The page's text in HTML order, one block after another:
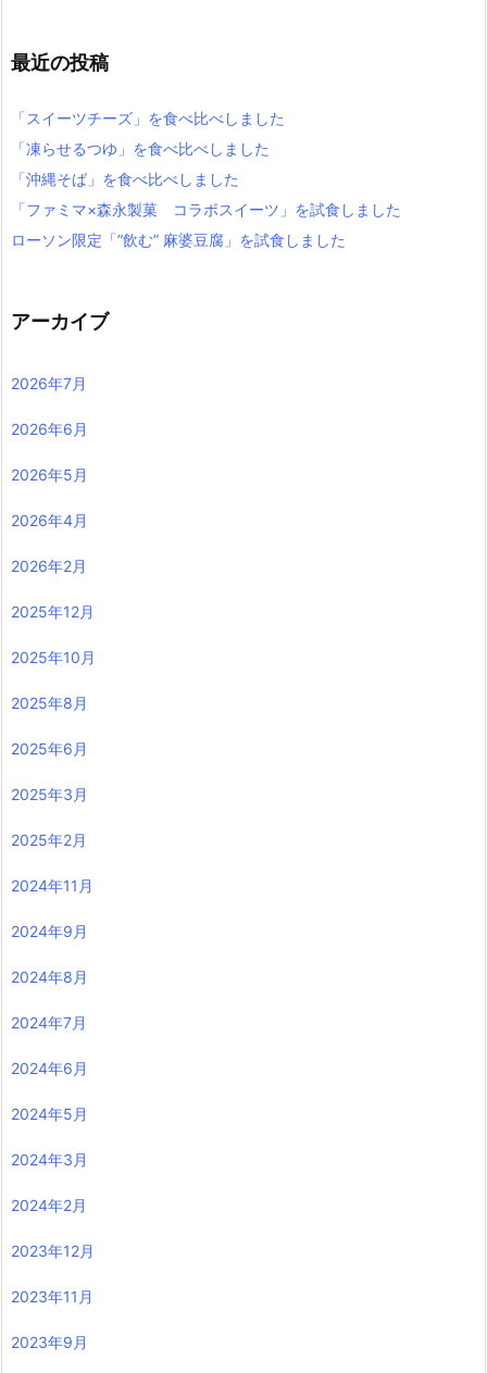
最近の投稿
「スイーツチーズ」を食べ比べしました
「凍らせるつゆ」を食べ比べしました
「沖縄そば」を食べ比べしました
「ファミマ×森永製菓 コラボスイーツ」を試食しました
ローソン限定「”飲む” 麻婆豆腐」を試食しました
アーカイブ
2026年7月
2026年6月
2026年5月
2026年4月
2026年2月
2025年12月
2025年10月
2025年8月
2025年6月
2025年3月
2025年2月
2024年11月
2024年9月
2024年8月
2024年7月
2024年6月
2024年5月
2024年3月
2024年2月
2023年12月
2023年11月
2023年9月